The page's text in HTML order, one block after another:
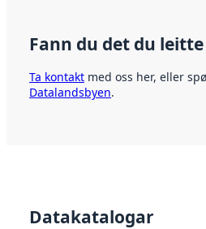
Fann du det du
Ta kontakt med oss her, eller
Datalandsbyen.
Datakatalogar